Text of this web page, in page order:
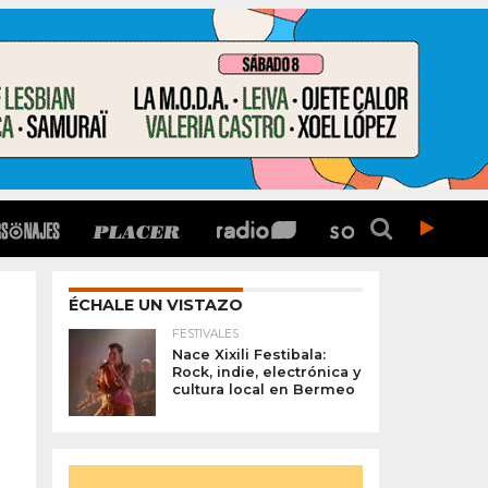
ÉCHALE UN VISTAZO
FESTIVALES
Nace Xixili Festibala:
Rock, indie, electrónica y
cultura local en Bermeo